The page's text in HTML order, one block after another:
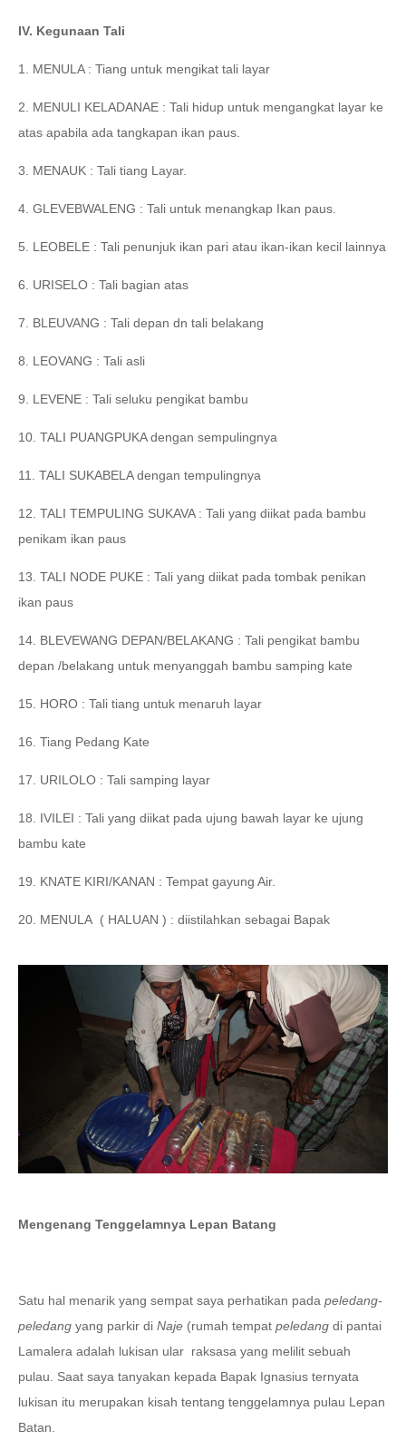
IV. Kegunaan Tali
1. MENULA : Tiang untuk mengikat tali layar
2. MENULI KELADANAE : Tali hidup untuk mengangkat layar ke
atas apabila ada tangkapan ikan paus.
3. MENAUK : Tali tiang Layar.
4. GLEVEBWALENG : Tali untuk menangkap Ikan paus.
5. LEOBELE : Tali penunjuk ikan pari atau ikan-ikan kecil lainnya
6. URISELO : Tali bagian atas
7. BLEUVANG : Tali depan dn tali belakang
8. LEOVANG : Tali asli
9. LEVENE : Tali seluku pengikat bambu
10. TALI PUANGPUKA dengan sempulingnya
11. TALI SUKABELA dengan tempulingnya
12. TALI TEMPULING SUKAVA : Tali yang diikat pada bambu
penikam ikan paus
13. TALI NODE PUKE : Tali yang diikat pada tombak penikan
ikan paus
14. BLEVEWANG DEPAN/BELAKANG : Tali pengikat bambu
depan /belakang untuk menyanggah bambu samping kate
15. HORO : Tali tiang untuk menaruh layar
16. Tiang Pedang Kate
17. URILOLO : Tali samping layar
18. IVILEI : Tali yang diikat pada ujung bawah layar ke ujung
bambu kate
19. KNATE KIRI/KANAN : Tempat gayung Air.
20. MENULA ( HALUAN ) : diistilahkan sebagai Bapak
Mengenang Tenggelamnya Lepan Batang
Satu hal menarik yang sempat saya perhatikan pada peledang-
peledang yang parkir di Naje (rumah tempat peledang di pantai
Lamalera adalah lukisan ular raksasa yang melilit sebuah
pulau. Saat saya tanyakan kepada Bapak Ignasius ternyata
lukisan itu merupakan kisah tentang tenggelamnya pulau Lepan
Batan.